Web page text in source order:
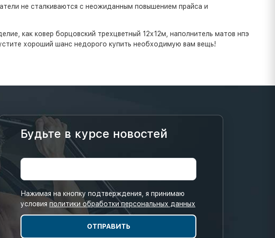
не сталкиваются с неожиданным повышением прайса и
как ковер борцовский трехцветный 12х12м, наполнитель матов нпэ
хороший шанс недорого купить необходимую вам вещь!
Будьте в курсе новостей
Нажимая на кнопку подтверждения, я принимаю
условия политики обработки персональных данных